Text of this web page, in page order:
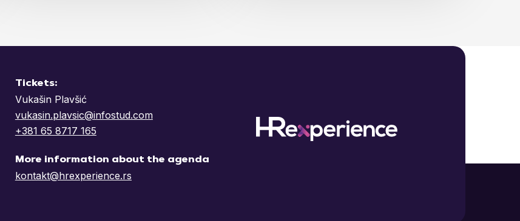
Tickets:
Vukašin Plavšić
vukasin.plavsic@infostud.com
+381 65 8717 165
More information about the agenda
kontakt@hrexperience.rs